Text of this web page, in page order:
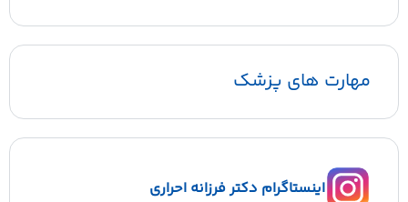
مهارت های پزشک
اینستاگرام دکتر فرزانه احراری